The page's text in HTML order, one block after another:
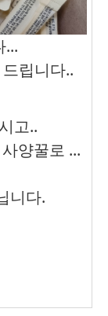
...
립니다..
고..
양꿀로 ...
니다.